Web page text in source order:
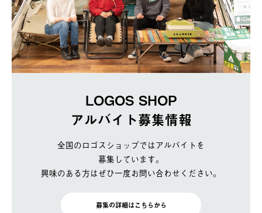
LOGOS SHOP
アルバイト募集情報
全国のロゴスショップではアルバイトを
募集しています。
興味のある方はぜひ一度お問い合わせください。
募集の詳細はこちらから